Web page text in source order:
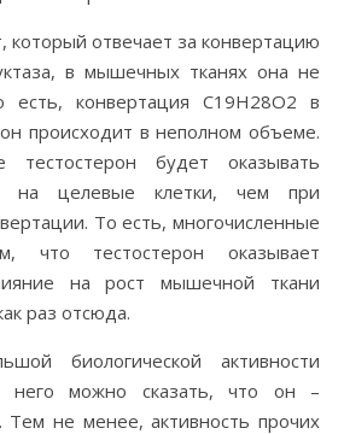
отвечает за конвертацию
в мышечных тканях она не
есть, конвертация C19H28O2 в
происходит в неполном объеме.
будет оказывать
на целевые клетки, чем при
То есть, многочисленные
что тестостерон оказывает
на рост мышечной ткани
раз отсюда.
биологической активности
него можно сказать, что он –
не менее, активность прочих